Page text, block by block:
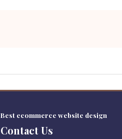
Best ecommerce website design
Contact Us